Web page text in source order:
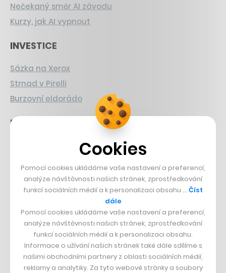
Nečekaný směr AI závodu
Kurzy, jak AI vypnout
INVESTICE
Sázka na Xerox
Strnad v Pirelli
Burzovní eldorádo
PŘÍBĚHY Z GASTRA
Boční projekt, co se zvrtnul
Dva golfisti, co pečou
Bomma není tichá
Originální hodinky
Nábytek z betonu
Cookies
Pomocí cookies ukládáme vaše nastavení a preferencí,
analýze návštěvnosti našich stránek, zprostředkování
funkcí sociálních médií a k personalizaci obsahu … Číst
dále
Pomocí cookies ukládáme vaše nastavení a preferencí,
analýze návštěvnosti našich stránek, zprostředkování
funkcí sociálních médií a k personalizaci obsahu.
Informace o užívání našich stránek také dále sdílíme s
našimi obchodními partnery z oblasti sociálních médií,
reklamy a analytiky. Za tyto webové stránky a soubory